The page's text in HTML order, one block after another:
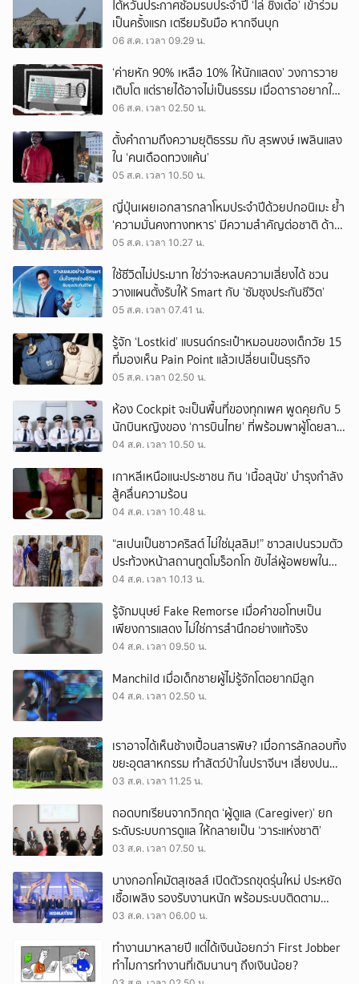
ไต้หวันประกาศซ้อมรบประจำปี ‘ไล่ ชิงเต๋อ’ เข้าร่วม
เป็นครั้งแรก เตรียมรับมือ หากจีนบุก
06 ส.ค. เวลา 09.29 น.
‘ค่ายหัก 90% เหลือ 10% ให้นักแสดง’ วงการวาย
เติบโต แต่รายได้อาจไม่เป็นธรรม เมื่อดาราอยากให้มี
‘สัญญามาตรฐาน’
06 ส.ค. เวลา 02.50 น.
ตั้งคำถามถึงความยุติธรรม กับ สุรพงษ์ เพลินแสง
ใน ‘คนเดือดทวงแค้น’
05 ส.ค. เวลา 10.50 น.
ญี่ปุ่นเผยเอกสารกลาโหมประจำปีด้วยปกอนิเมะ ย้ำ
‘ความมั่นคงทางทหาร’ มีความสำคัญต่อชาติ ด้าน
จีนเตือน ขออย่าซ้ำรอยประวัติศาสตร์
05 ส.ค. เวลา 10.27 น.
ใช้ชีวิตไม่ประมาท ใช่ว่าจะหลบความเสี่ยงได้ ชวน
วางแผนตั้งรับให้ Smart กับ ‘ซัมซุงประกันชีวิต’
05 ส.ค. เวลา 07.41 น.
รู้จัก ‘Lostkid’ แบรนด์กระเป๋าหมอนของเด็กวัย 15
ที่มองเห็น Pain Point แล้วเปลี่ยนเป็นธุรกิจ
05 ส.ค. เวลา 02.50 น.
ห้อง Cockpit จะเป็นพื้นที่ของทุกเพศ พูดคุยกับ 5
นักบินหญิงของ ‘การบินไทย’ ที่พร้อมพาผู้โดยสาร
บินไปทั่วโลก
04 ส.ค. เวลา 10.50 น.
เกาหลีเหนือแนะประชาชน กิน ‘เนื้อสุนัข’ บำรุงกำลัง
สู้คลื่นความร้อน
04 ส.ค. เวลา 10.48 น.
“สเปนเป็นชาวคริสต์ ไม่ใช่มุสลิม!” ชาวสเปนรวมตัว
ประท้วงหน้าสถานทูตโมร็อกโก ขับไล่ผู้อพยพใน
เมืองเซวตาออกนอกประเทศ
04 ส.ค. เวลา 10.13 น.
รู้จักมนุษย์ Fake Remorse เมื่อคำขอโทษเป็น
เพียงการแสดง ไม่ใช่การสำนึกอย่างแท้จริง
04 ส.ค. เวลา 09.50 น.
Manchild เมื่อเด็กชายผู้ไม่รู้จักโตอยากมีลูก
04 ส.ค. เวลา 02.50 น.
เราอาจได้เห็นช้างเปื้อนสารพิษ? เมื่อการลักลอบทิ้ง
ขยะอุตสาหกรรม ทำสัตว์ป่าในปราจีนฯ เสี่ยงปน
เปื้อน
03 ส.ค. เวลา 11.25 น.
ถอดบทเรียนจากวิกฤต ‘ผู้ดูแล (Caregiver)’ ยก
ระดับระบบการดูแล ให้กลายเป็น ‘วาระแห่งชาติ’
03 ส.ค. เวลา 07.50 น.
บางกอกโคมัตสุเซลส์ เปิดตัวรถขุดรุ่นใหม่ ประหยัด
เชื้อเพลิง รองรับงานหนัก พร้อมระบบติดตาม
เครื่องจักรผ่านดาวเทียม
03 ส.ค. เวลา 06.00 น.
ทำงานมาหลายปี แต่ได้เงินน้อยกว่า First Jobber
ทำไมการทำงานที่เดิมนานๆ ถึงเงินน้อย?